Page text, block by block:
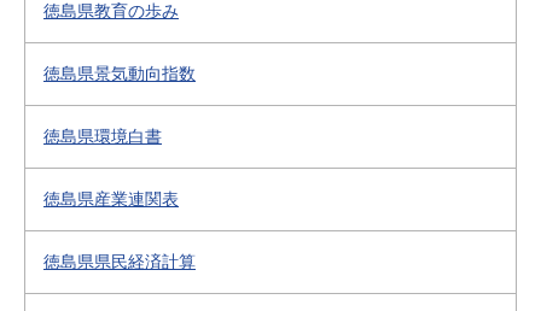
徳島県教育の歩み
徳島県景気動向指数
徳島県環境白書
徳島県産業連関表
徳島県県民経済計算